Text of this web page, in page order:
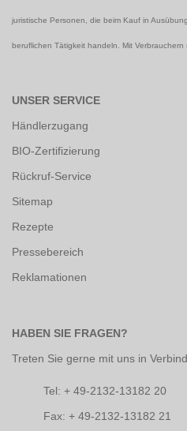
juristische Personen, die beim Kauf in
beruflichen Tätigkeit handeln. Mit Verbrauchern
UNSER SERVICE
Händlerzugang
BIO-Zertifizierung
Rückruf-Service
Sitemap
Rezepte
Pressebereich
Reklamationen
HABEN SIE FRAGEN?
Treten Sie gerne mit uns in
Tel: + 49-2132-13182 20
Fax: + 49-2132-13182 21